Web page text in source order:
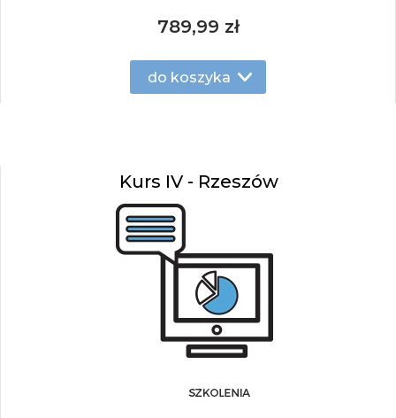
789,99 zł
do koszyka
Kurs IV - Rzeszów